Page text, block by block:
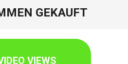
GEKAUFT
VIEWS